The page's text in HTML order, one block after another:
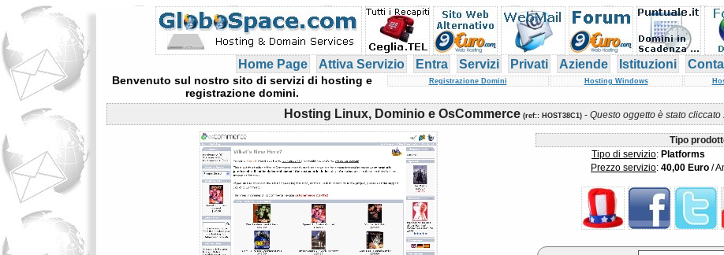
Home Page Attiva Servizio Entra Servizi Privati Aziende Istituzioni
Benvenuto sul nostro sito di servizi di hosting e
registrazione domini.
Registrazione Domini Hosting Windows
Hosting Linux, Dominio e OsCommerce (ref:: HOST38C1) - Questo oggetto è stato cliccato
Tipo
Tipo di servizio: Platforms
Prezzo servizio: 40,00 Euro /